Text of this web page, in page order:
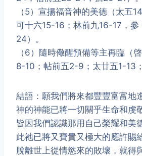
（5）宣揚福音神的美德（太五
可十六15-16；林前九16-17，參
24）。
（6）隨時儆醒預備等主再臨（
8-10；帖前五2-9；太廿五1-13
結語：願我們將來都豐豐富富地
神的神能已將一切關乎生命和虔
皆因我們認識那用自己榮耀和美
此祂已將又寶貴又極大的應許賜
脫離世上從情慾來的敗壞，就得